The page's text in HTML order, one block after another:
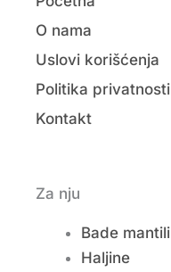
O nama
Uslovi korišćenja
Politika privatnosti
Kontakt
Za nju
Bade mantili
Haljine